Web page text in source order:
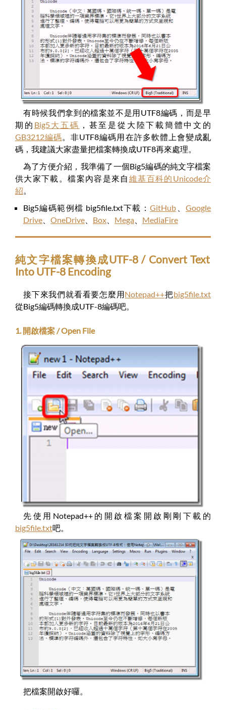
有時候我們拿到的檔案並不是用UTF8編碼，而是早
期的 Big5大五碼 ，甚至是從大陸下載簡體中文的
GB3212編碼。非UTF8編碼用在許多軟體上會變成亂
碼，我建議大家盡量把檔案轉換成UTF8再來處理。
為了方便介紹，我準備了一個Big5編碼的純文字檔案
供大家下載。檔案內容是來自 維基百科的Unicode介
紹。
Big5編碼範例檔 big5file.txt下載：GitHub 、Google
Drive
OneDrive Box Mega MediaFire
純文字檔案轉換成UTF-8 / Convert Text
Into UTF-8 Encoding
接下來我們就看看要怎麼用Notepad++把big5file.txt
從Big5編碼轉換成UTF-8編碼吧。
1. 開啟檔案 / Open File
先使用Notepad++的開啟檔案開啟剛剛下載的
big5file.txt吧。
把檔案開啟好囉。